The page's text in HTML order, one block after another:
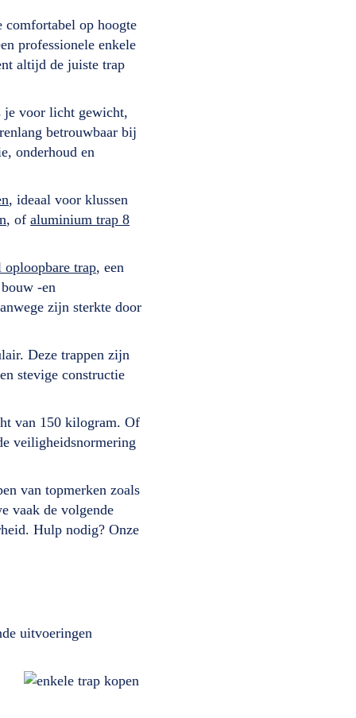
op hoogte
professionele enkele
altijd de juiste trap
je voor licht gewicht,
betrouwbaar bij
onderhoud en
, ideaal voor klussen
, of aluminium trap 8
oploopbare trap, een
-en
zijn sterkte door
Deze trappen zijn
stevige constructie
van 150 kilogram. Of
veiligheidsnormering
van topmerken zoals
vaak de volgende
Hulp nodig? Onze
uitvoeringen